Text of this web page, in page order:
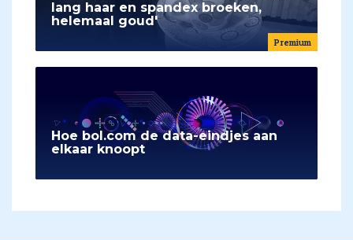
Premium
lang haar en spandex broeken,
helemaal goud'
Hoe bol.com de data-eindjes aan
elkaar knoopt